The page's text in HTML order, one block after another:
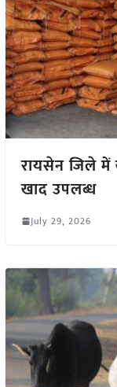
रायसेन जिले में
खाद उपलब्ध
July 29, 2026